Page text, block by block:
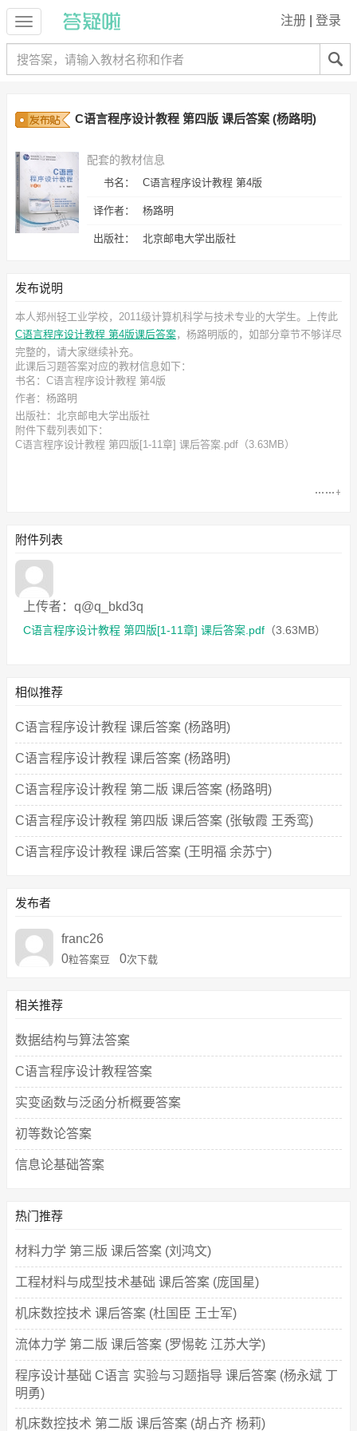
注册 登录
C语言程序设计教程 第四版 课后答案 (杨路明)
配套的教材信息
书名： C语言程序设计教程 第4版
译作者： 杨路明
出版社： 北京邮电大学出版社
发布说明
本人郑州轻工业学校，2011级计算机科学与技术专业的大学生。上传此
C语言程序设计教程 第4版课后答案，杨路明 版的，如部分章节不够详尽
完整的，请大家继续补充。
此课后习题答案对应的教材信息如下：
书名：C语言程序设计教程 第4版
作者：杨路明
出版社：北京邮电大学出版社
附件下载列表如下：
C语言程序设计教程 第四版[1-11章] 课后答案.pdf （3.63MB）
附件列表
上传者：q@q_bkd3q
C语言程序设计教程 第四版[1-11章] 课后答案.pdf （3.63MB）
相似推荐
C语言程序设计教程 课后答案 (杨路明)
C语言程序设计教程 课后答案 (杨路明)
C语言程序设计教程 第二版 课后答案 (杨路明)
C语言程序设计教程 第四版 课后答案 (张敏霞 王秀鸾)
C语言程序设计教程 课后答案 (王明福 余苏宁)
发布者
franc26
0粒答案豆 0次下载
相关推荐
数据结构与算法答案
C语言程序设计教程答案
实变函数与泛函分析概要答案
初等数论答案
信息论基础答案
热门推荐
材料力学 第三版 课后答案 (刘鸿文)
工程材料与成型技术基础 课后答案 (庞国星)
机床数控技术 课后答案 (杜国臣 王士军)
流体力学 第二版 课后答案 (罗惕乾 江苏大学)
程序设计基础 C语言 实验与习题指导 课后答案 (杨永斌 丁
明勇)
机床数控技术 第二版 课后答案 (胡占齐 杨莉)